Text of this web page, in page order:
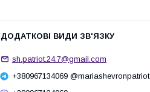
sh.patriot.24.7@gmail.com
+380967134069 @mariashevronpatriot